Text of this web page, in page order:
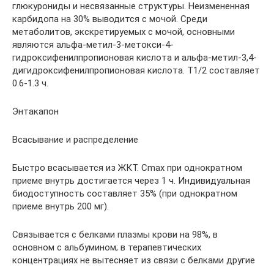
глюкурониды и несвязанные структуры. Неизмененная
карбидопа на 30% выводится с мочой. Среди
метаболитов, экскретируемых с мочой, основными
являются альфа-метил-3-метокси-4-
гидроксифенилпропионовая кислота и альфа-метил-3,4-
дигидроксифенилпропионовая кислота. T1/2 составляет
0.6-1.3 ч.
Энтакапон
Всасывание и распределение
Быстро всасывается из ЖКТ. Cmax при однократном
приеме внутрь достигается через 1 ч. Индивидуальная
биодоступность составляет 35% (при однократном
приеме внутрь 200 мг).
Связывается с белками плазмы крови на 98%, в
основном с альбумином; в терапевтических
концентрациях не вытесняет из связи с белками другие